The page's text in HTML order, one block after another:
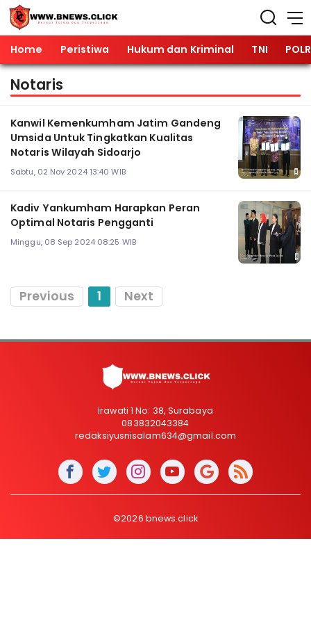
Home Peristiwa Hukum dan Kriminal TNI
Notaris
Kanwil Kemenkumham Jatim Gandeng
Umsida Untuk Tingkatkan Kualitas
Notaris Wilayah Sidoarjo
Sabtu, 02 Nov 2024 13:40 WIB
Kadiv Yankumham Harapkan Peran
Optimal Notaris Pengganti
Minggu, 08 Sep 2024 08:25 WIB
Previous 1 Next
Irawati 1 No: 38, Surabaya
083832043384
redaksiyusnisalam634@gmail.com
©2026 bnews.click